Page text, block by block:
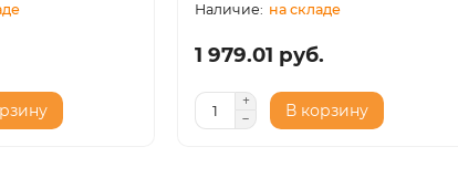
на складе
1 979.01 руб.
В корзину